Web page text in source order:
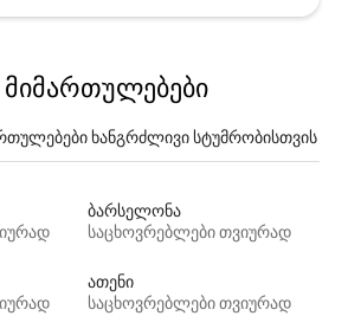
ხანგრძლივი სტუმრობისთვის
ბარსელონა
საცხოვრებლები თვიურად
ათენი
საცხოვრებლები თვიურად